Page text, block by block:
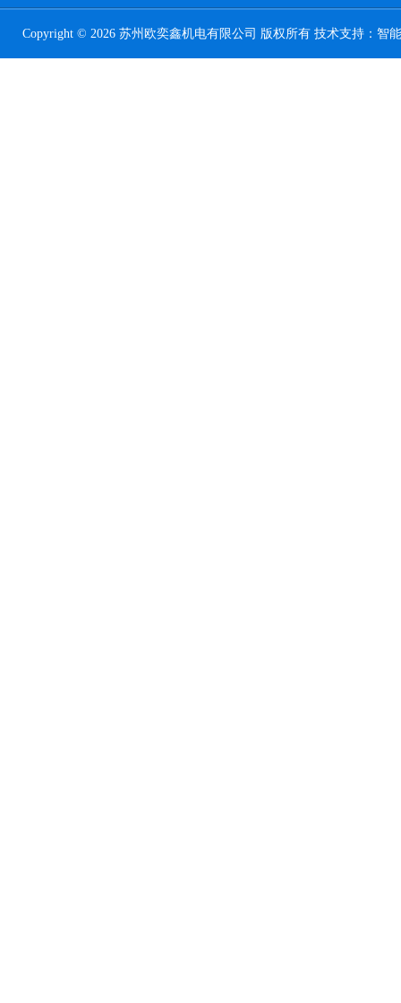
Copyright © 2026 苏州欧奕鑫机电有限公司 版权所有 技术支持： 智